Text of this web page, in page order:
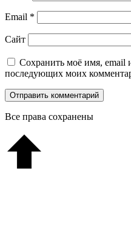
Email *
Сайт
Сохранить моё имя, email
последующих моих
Все права сохранены